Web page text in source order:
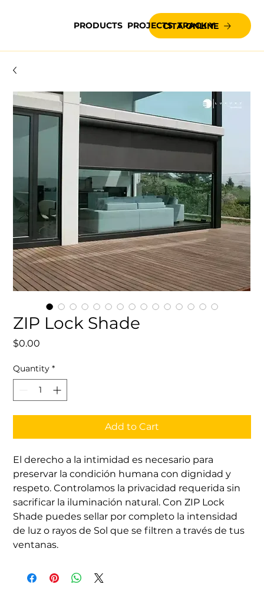
CITA ONLINE
PRODUCTS PROJECTS TRACK YOUR
ZIP Lock Shade
$0.00
Quantity *
Add to Cart
El derecho a la intimidad es necesario para
preservar la condición humana con dignidad y
respeto. Controlamos la privacidad requerida sin
sacrificar la iluminación natural. Con ZIP Lock
Shade puedes sellar por completo la intensidad
de luz o rayos de Sol que se filtren a través de tus
ventanas.